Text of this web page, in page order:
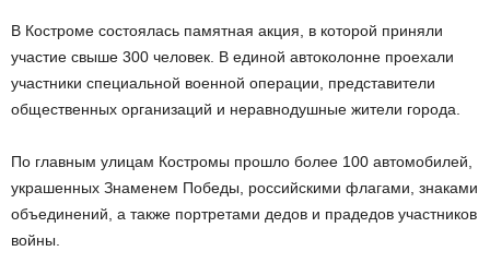
В Костроме состоялась памятная акция, в которой приняли
участие свыше 300 человек. В единой автоколонне проехали
участники специальной военной операции, представители
общественных организаций и неравнодушные жители города.
По главным улицам Костромы прошло более 100 автомобилей,
украшенных Знаменем Победы, российскими флагами, знаками
объединений, а также портретами дедов и прадедов участников
войны.